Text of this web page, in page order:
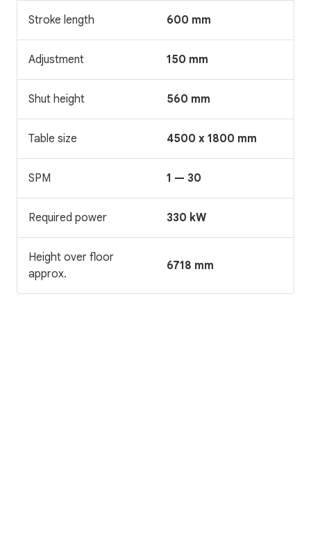
Stroke length 600 mm
Adjustment 150 mm
Shut height 560 mm
Table size 4500 x 1800 mm
SPM 1 — 30
Required power 330 kW
Height over floor
approx.
6718 mm